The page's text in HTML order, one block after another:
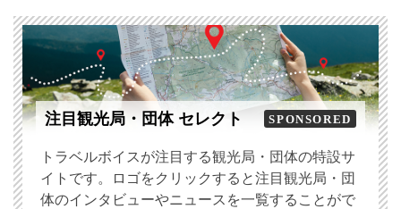
注目観光局・団体 セレクト SPONSORED
トラベルボイスが注目する観光局・団体の特設サ
イトです。ロゴをクリックすると注目観光局・団
体のインタビューやニュースを一覧することがで